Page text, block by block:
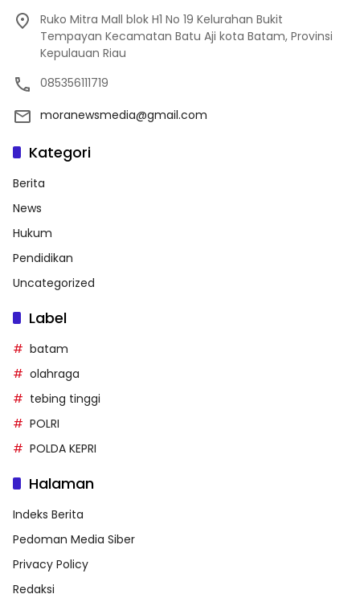
Ruko Mitra Mall blok H1 No 19 Kelurahan Bukit
Tempayan Kecamatan Batu Aji kota Batam, Provinsi
Kepulauan Riau
085356111719
moranewsmedia@gmail.com
Kategori
Berita
News
Hukum
Pendidikan
Uncategorized
Label
batam
olahraga
tebing tinggi
POLRI
POLDA KEPRI
Halaman
Indeks Berita
Pedoman Media Siber
Privacy Policy
Redaksi